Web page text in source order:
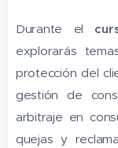
Durante el
explorarás
protección del
gestión de
arbitraje en
quejas y